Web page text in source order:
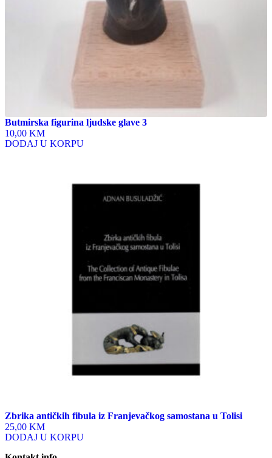
Butmirska figurina ljudske glave 3
10,00 KM
DODAJ U KORPU
Zbrika antičkih fibula iz Franjevačkog samostana u Tolisi
25,00 KM
DODAJ U KORPU